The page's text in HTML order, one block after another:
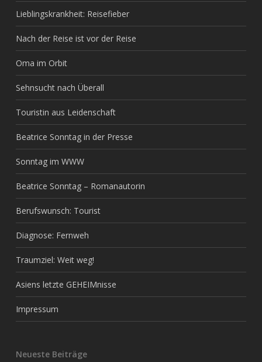
Lieblingskrankheit: Reisefieber
Nach der Reise ist vor der Reise
Oma im Orbit
Sehnsucht nach Überall
Touristin aus Leidenschaft
Beatrice Sonntag in der Presse
Sonntag im WWW
Beatrice Sonntag – Romanautorin
Berufswunsch: Tourist
Diagnose: Fernweh
Traumziel: Weit weg!
Asiens letzte GEHEIMnisse
Impressum
Neueste Beiträge